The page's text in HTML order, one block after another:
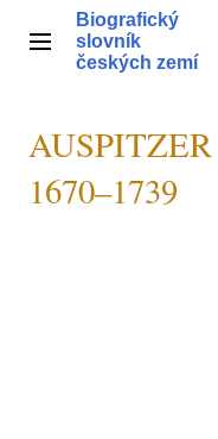
obsahHlavní menu
Biografický
slovník
českých zemí
1670–1739